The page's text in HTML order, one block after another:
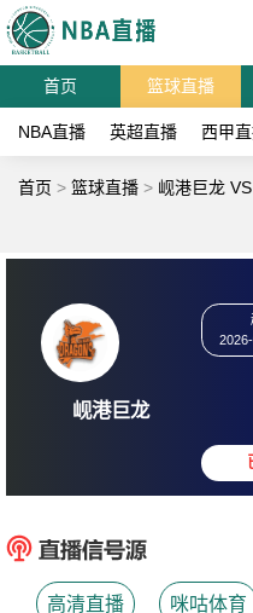
首页 篮球直播
NBA直播 英超直播 西甲
首页 > 篮球直播 > 岘港巨龙
岘港巨龙
高清直播 咪咕体育